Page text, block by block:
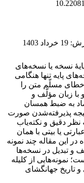
: 19 خرداد 1403
نسخه یا نسخه‌های
پایه تنها هنگامی
مسلّم متن را
با زبان مؤلّف و
به ضبط همسان
پذیرفته‌شدن صورت
دقیق و نکته‌یاب
یا بیتی با همان
این مقاله چند نمونه
و تبدیل در نسخه‌ها
نمونه‌هایی از کلیله
تاریخ جهانگشای